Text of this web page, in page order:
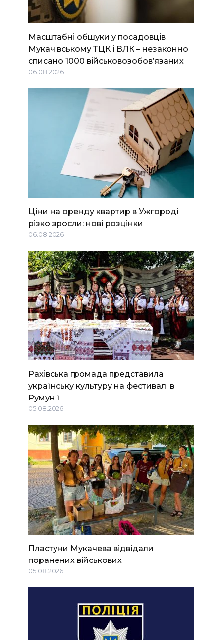
Масштабні обшуки у посадовців
Мукачівському ТЦК і ВЛК – незаконно
списано 1000 військовозобов’язаних
06.08.2026
Ціни на оренду квартир в Ужгороді
різко зросли: нові розцінки
06.08.2026
Рахівська громада представила
українську культуру на фестивалі в
Румунії
05.08.2026
Пластуни Мукачева відвідали
поранених військових
05.08.2026